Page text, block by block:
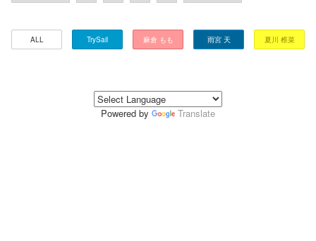
ALL TrySail 麻倉 もも 雨宮 天 夏川 椎菜
Powered by Translate